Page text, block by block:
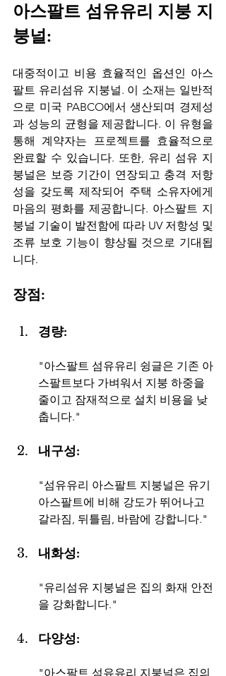
아스팔트 섬유유리 지붕 지
붕널:
대중적이고 비용 효율적인 옵션인 아스
팔트 유리섬유 지붕널. 이 소재는 일반적
으로 미국 PABCO에서 생산되며 경제성
과 성능의 균형을 제공합니다. 이 유형을
통해 계약자는 프로젝트를 효율적으로
완료할 수 있습니다. 또한, 유리 섬유 지
붕널은 보증 기간이 연장되고 충격 저항
성을 갖도록 제작되어 주택 소유자에게
마음의 평화를 제공합니다. 아스팔트 지
붕널 기술이 발전함에 따라 UV 저항성 및
조류 보호 기능이 향상될 것으로 기대됩
니다.
장점:
경량:
"아스팔트 섬유유리 슁글은 기존 아
스팔트보다 가벼워서 지붕 하중을
줄이고 잠재적으로 설치 비용을 낮
춥니다."
내구성:
"섬유유리 아스팔트 지붕널은 유기
아스팔트에 비해 강도가 뛰어나고
갈라짐, 뒤틀림, 바람에 강합니다."
내화성:
"유리섬유 지붕널은 집의 화재 안전
을 강화합니다."
다양성:
"아스팔트 섬유유리 지붕널은 집의